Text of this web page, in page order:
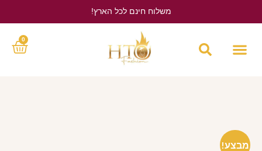
משלוח חינם לכל הארץ!
0
מבצע!